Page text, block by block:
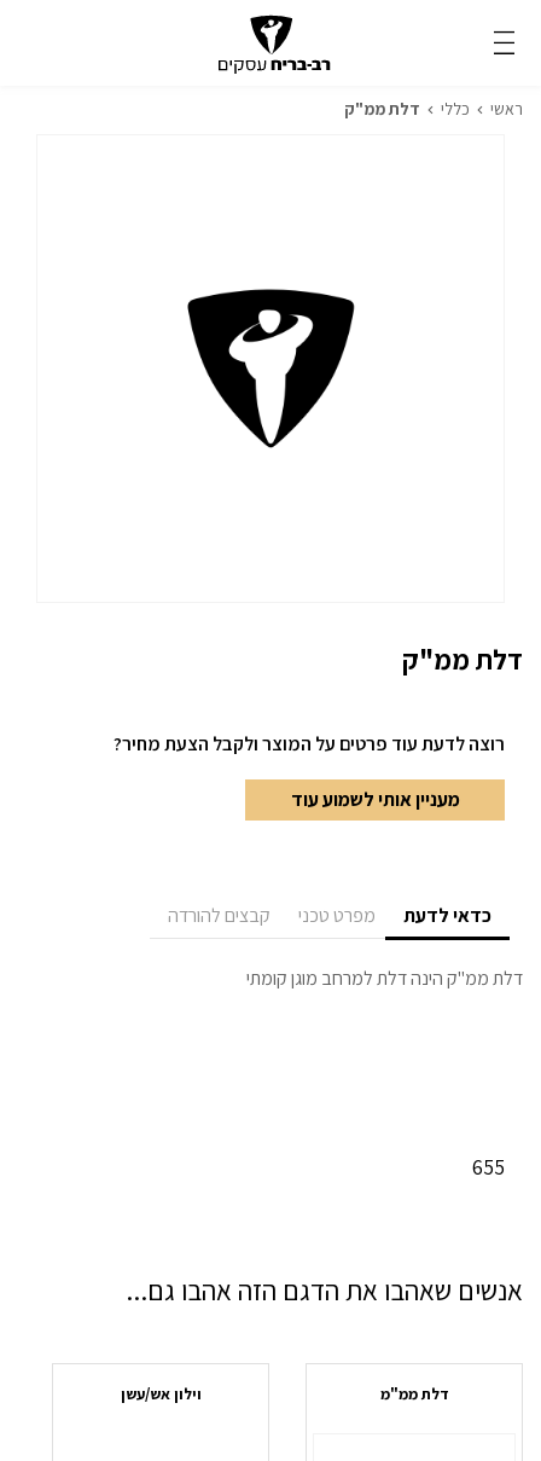
ראשי כללי דלת ממ"ק
דלת ממ"ק
רוצה לדעת עוד פרטים על המוצר ולקבל הצעת מחיר?
מעניין אותי לשמוע עוד
כדאי לדעת מפרט טכני קבצים להורדה
דלת ממ"ק הינה דלת למרחב מוגן קומתי
655
אנשים שאהבו את הדגם הזה אהבו גם...
דלת ממ"מ וילון אש/עשן